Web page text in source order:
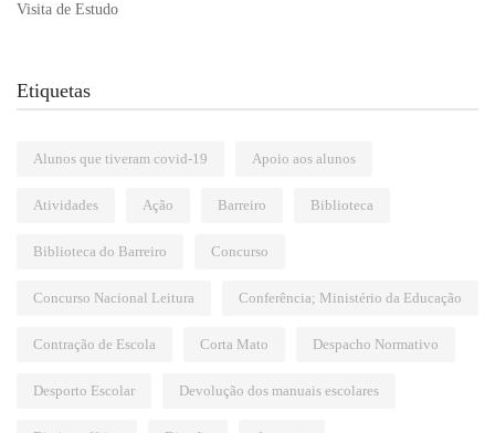
Visita de Estudo
Etiquetas
Alunos que tiveram covid-19 Apoio aos alunos
Atividades Ação Barreiro Biblioteca
Biblioteca do Barreiro Concurso
Concurso Nacional Leitura Conferência; Ministério da Educação
Contração de Escola Corta Mato Despacho Normativo
Desporto Escolar Devolução dos manuais escolares